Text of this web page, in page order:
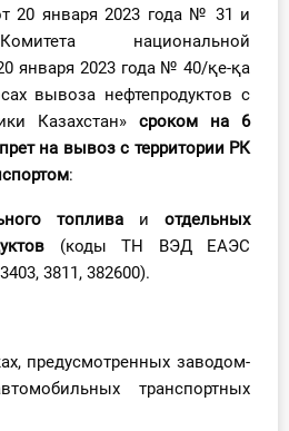
20 января 2023 года № 31 и
национальной
января 2023 года № 40/қе-қа
вывоза нефтепродуктов с
Казахстан» сроком на 6
на вывоз с территории РК
:
топлива и отдельных
(коды ТН ВЭД ЕАЭС
3811, 382600).
предусмотренных заводом-
транспортных